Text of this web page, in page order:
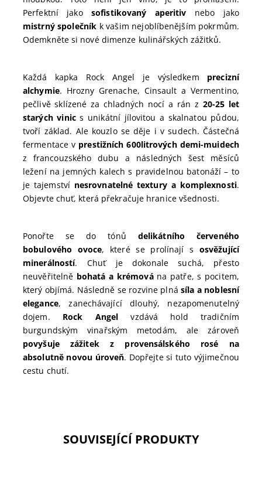
Perfektní jakosofistikovaný aperitiv nebo jako
mistrný společník k vašim nejoblíbenějším pokrmům.
Odemkněte si nové dimenze kulinářských zážitků.
Každá kapka Rock Angel je výsledkem precizní
alchymie. Hrozny Grenache, Cinsault a Vermentino,
pečlivě sklízené za chladných nocí a rán z 20-25 let
starých vinics unikátní jílovitou a skalnatou půdou,
tvoří základ. Ale kouzlo se děje i v sudech. Částečná
fermentace v prestižních 600litrových demi-muidech
z francouzského dubu a následných šest měsíců
ležení na jemných kalech s pravidelnou batonáží – to
je tajemství nesrovnatelné textury a komplexnosti.
Objevte chuť, která překračuje hranice všednosti.
Ponořte se do tónů delikátního červeného
bobulového ovoce, které se prolínají s osvěžující
minerálností. Chuť je dokonale suchá, přesto
neuvěřitelně bohatá a krémována patře, s pocitem,
který objímá. Následně se rozvine plnásíla a noblesní
elegance, zanechávající dlouhý, nezapomenutelný
dojem. Rock Angel vzdává hold tradičním
burgundským vinařským metodám, ale zároveň
povyšuje zážitek z provensálského rosé na
absolutně novou úroveň. Dopřejte si tuto výjimečnou
cestu chutí.
SOUVISEJÍCÍ PRODUKTY